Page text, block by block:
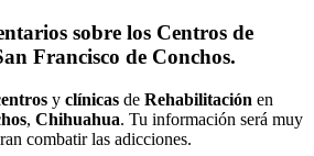
sobre los Centros de
Francisco de Conchos.
y clínicas de Rehabilitación en
, Chihuahua. Tu información será muy
combatir las adicciones.